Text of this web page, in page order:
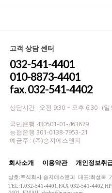
고객 상담 센터
032-541-4401
010-8873-4401
fax. 032-541-4402
상담시간 : 오전 9:30 ~ 오후 6:30 (일
국민은행 430501-01-463679
농협은행 301-0138-7953-21
예금주 : (주)승지에스앤피
회사소개 이용약관 개인정보취
상호:주식회사 승지에스앤피 대표:최성복
TEL:T.032-541-4401,FAX 032-541-